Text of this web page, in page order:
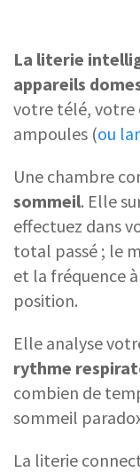
La literie
appareils
votre télé, votre
ampoules (ou
Une chambre
sommeil. Elle
effectuez dans
total passé ; le
et la fréquence
position.
Elle analyse
rythme
combien de
sommeil
La literie